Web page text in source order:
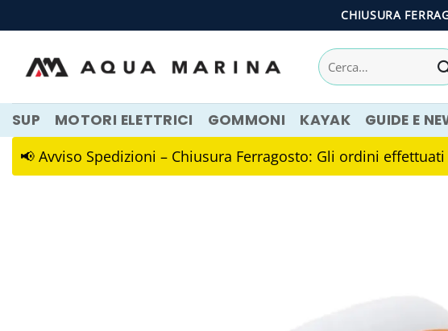
ai
contenuti
CHIUSURA
Cerca:
SUP MOTORI ELETTRICI GOMMONI KAYAK GUIDE E
📢 Avviso Spedizioni – Chiusura Ferragosto: Gli ordini